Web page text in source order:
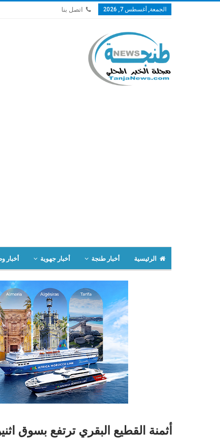
الجمعة, أغسطس 7, 2026 اتصل بنا
الرئيسية أخبار طنجة أخبار جهوية أخبار
أثمنة القطيع البقري ترتفع بسوق